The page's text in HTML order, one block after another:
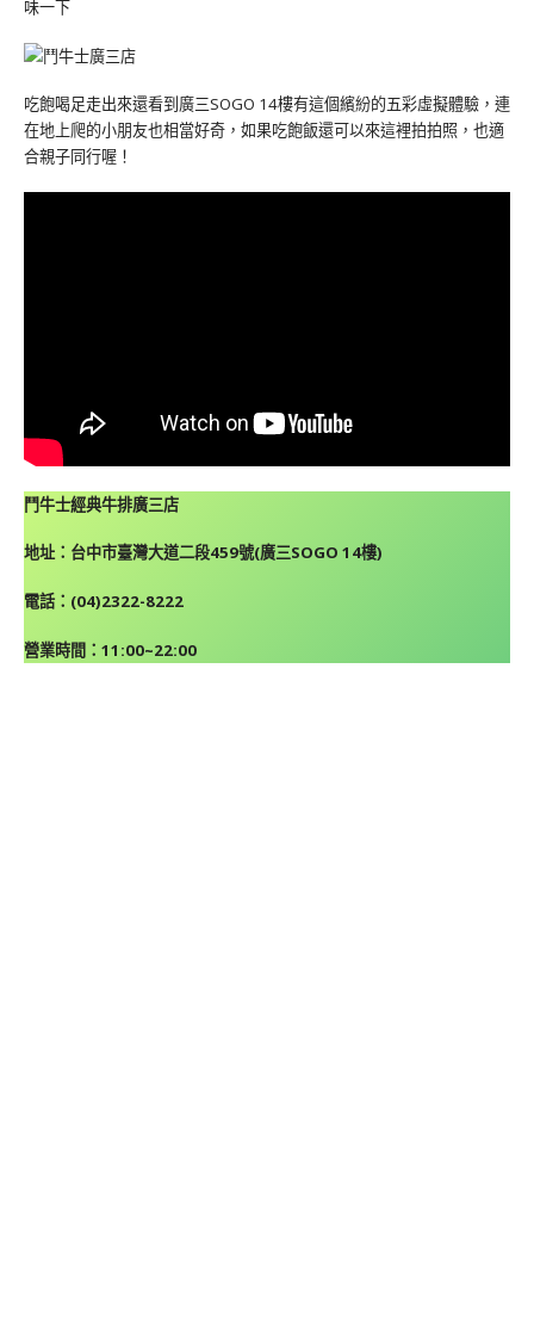
味一下
吃飽喝足走出來還看到廣三SOGO 14樓有這個繽紛的五彩虛擬體驗，連
在地上爬的小朋友也相當好奇，如果吃飽飯還可以來這裡拍拍照，也適
合親子同行喔！
鬥牛士經典牛排廣三店
地址：台中市臺灣大道二段459號(廣三SOGO 14樓)
電話：(04)2322-8222
營業時間：11:00~22:00